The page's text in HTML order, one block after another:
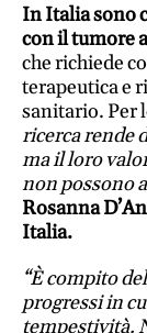
Sentimenti
Lavoro
Bambini
e
adolescenti
Etica
e
ben
essere
News
In Italia sono
con il tumore
che richiede
terapeutica e
sanitario. Per
ricerca rende
ma il loro
non possono
Rosanna
Italia.
“È compito
progressi in
tempestività.